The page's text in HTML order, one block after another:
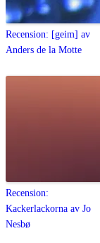
Recension: [geim] av
Anders de la Motte
Recension:
Kackerlackorna av Jo
Nesbø